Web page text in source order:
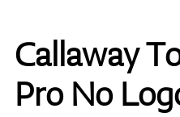
Callaway
Pro No